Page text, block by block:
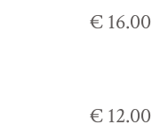
€ 16.00
€ 12.00